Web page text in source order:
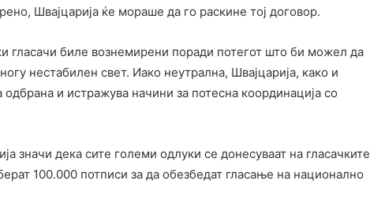
Швајцарија ќе мораше да го раскине тој договор.
гласачи биле вознемирени поради потегот што би можел да
нестабилен свет. Иако неутрална, Швајцарија, како и
и истражува начини за потесна координација со
значи дека сите големи одлуки се донесуваат на гласачките
100.000 потписи за да обезбедат гласање на национално